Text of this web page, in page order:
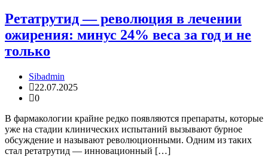
Ретатрутид — революция в лечении
ожирения: минус 24% веса за год и не
только
Sibadmin
22.07.2025
0
В фармакологии крайне редко появляются препараты, которые
уже на стадии клинических испытаний вызывают бурное
обсуждение и называют революционными. Одним из таких
стал ретатрутид — инновационный […]